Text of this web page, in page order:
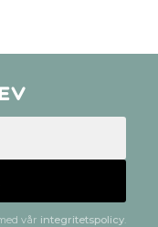
vår integritetspolicy